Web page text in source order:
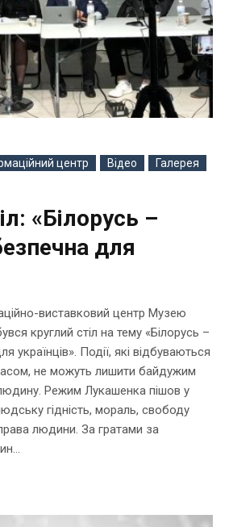
центр Відео
Галерея
«Білорусь –
для
виставковий центр Музею
круглий стіл на тему «Білорусь –
українців». Події, які відбуваються
не можуть лишити байдужим
Режим Лукашенка пішов у
гідність, мораль, свободу
людини. За гратами за